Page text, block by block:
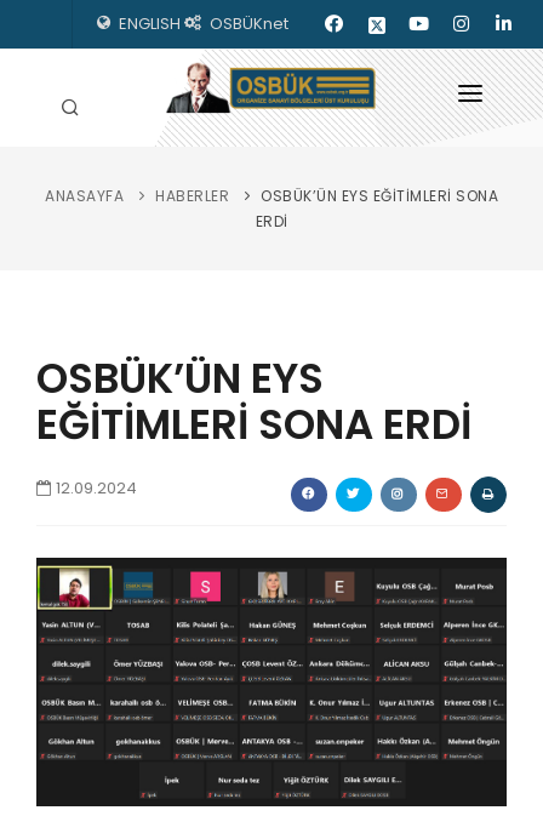
ENGLISH OSBÜKnet
HAKKIMIZDA
KILAVUZLAR
YAYINLARIMIZ
ENERJİ İZLEME
ANASAYFA HABERLER
OSBÜK’ÜN EYS EĞİTİMLERİ SONA
ERDİ
OSBÜK’ÜN EYS
EĞİTİMLERİ SONA ERDİ
12.09.2024